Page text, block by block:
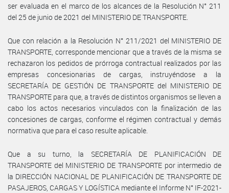
ser evaluada en el marco de los alcances de la Resolución N° 211
del 25 de junio de 2021 del MINISTERIO DE TRANSPORTE.
Que con relación a la Resolución N° 211/2021 del MINISTERIO DE
TRANSPORTE, corresponde mencionar que a través de la misma se
rechazaron los pedidos de prórroga contractual realizados por las
empresas concesionarias de cargas, instruyéndose a la
SECRETARÍA DE GESTIÓN DE TRANSPORTE del MINISTERIO DE
TRANSPORTE para que, a través de distintos organismos se lleven a
cabo los actos necesarios vinculados con la finalización de las
concesiones de cargas, conforme el régimen contractual y demás
normativa que para el caso resulte aplicable.
Que a su turno, la SECRETARÍA DE PLANIFICACIÓN DE
TRANSPORTE del MINISTERIO DE TRANSPORTE por intermedio de
la DIRECCIÓN NACIONAL DE PLANIFICACIÓN DE TRANSPORTE DE
PASAJEROS, CARGAS Y LOGÍSTICA mediante el Informe N° IF-2021-